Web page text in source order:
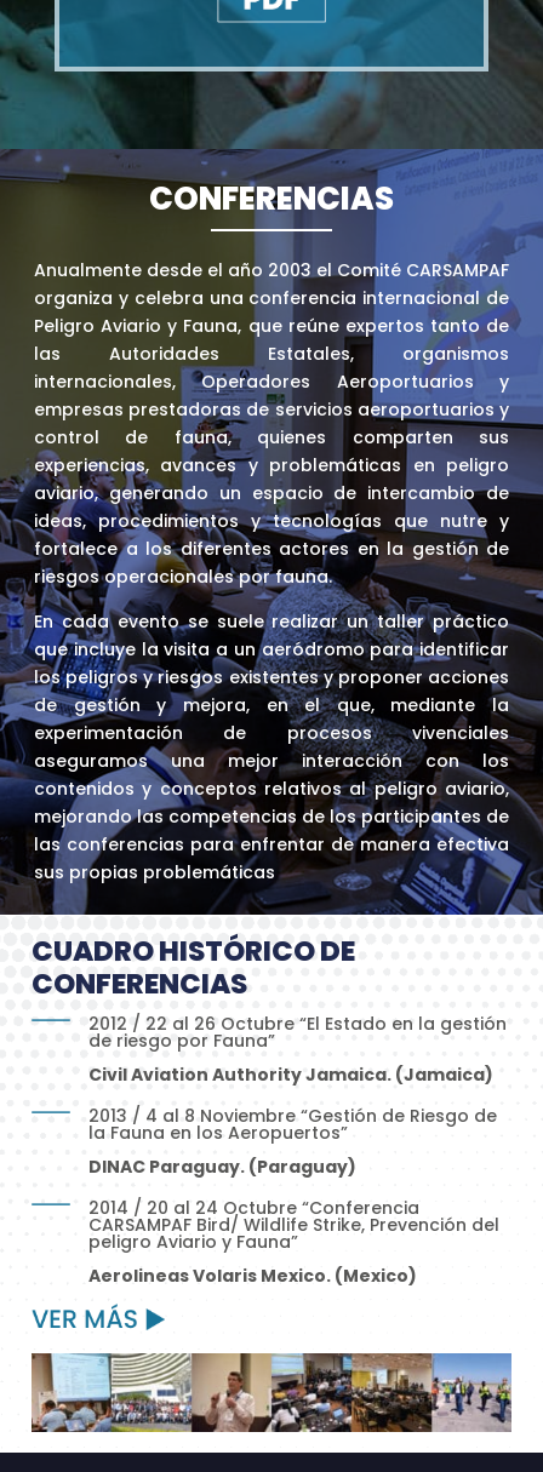
CONFERENCIAS
Anualmente desde el año 2003 el Comité CARSAMPAF
organiza y celebra una conferencia internacional de
Peligro Aviario y Fauna, que reúne expertos tanto de
las Autoridades Estatales, organismos
internacionales, Operadores Aeroportuarios y
empresas prestadoras de servicios aeroportuarios y
control de fauna, quienes comparten sus
experiencias, avances y problemáticas en peligro
aviario, generando un espacio de intercambio de
ideas, procedimientos y tecnologías que nutre y
fortalece a los diferentes actores en la gestión de
riesgos operacionales por fauna.
En cada evento se suele realizar un taller práctico
que incluye la visita a un aeródromo para identificar
los peligros y riesgos existentes y proponer acciones
de gestión y mejora, en el que, mediante la
experimentación de procesos vivenciales
aseguramos una mejor interacción con los
contenidos y conceptos relativos al peligro aviario,
mejorando las competencias de los participantes de
las conferencias para enfrentar de manera efectiva
sus propias problemáticas
CUADRO HISTÓRICO DE
CONFERENCIAS
2012 / 22 al 26 Octubre “El Estado en la gestión
de riesgo por Fauna”
Civil Aviation Authority Jamaica. (Jamaica)
2013 / 4 al 8 Noviembre “Gestión de Riesgo de
la Fauna en los Aeropuertos”
DINAC Paraguay. (Paraguay)
2014 / 20 al 24 Octubre “Conferencia
CARSAMPAF Bird/ Wildlife Strike, Prevención del
peligro Aviario y Fauna”
Aerolineas Volaris Mexico. (Mexico)